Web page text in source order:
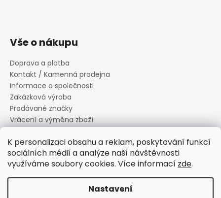
K personalizaci obsahu a reklam, poskytování funkcí
sociálních médií a analýze naší návštěvnosti
využíváme soubory cookies. Více informací zde.
Nastavení
Vše o nákupu
Doprava a platba
Kontakt / Kamenná prodejna
Informace o společnosti
Zakázková výroba
Prodávané značky
Vrácení a výměna zboží
Informace o souborech cookies
Reklamační řád
Obchodní podmínky